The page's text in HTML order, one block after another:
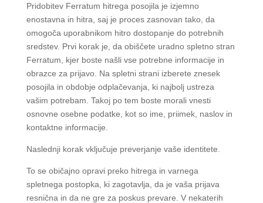
Pridobitev Ferratum hitrega posojila je izjemno
enostavna in hitra, saj je proces zasnovan tako, da
omogoča uporabnikom hitro dostopanje do potrebnih
sredstev. Prvi korak je, da obiščete uradno spletno stran
Ferratum, kjer boste našli vse potrebne informacije in
obrazce za prijavo. Na spletni strani izberete znesek
posojila in obdobje odplačevanja, ki najbolj ustreza
vašim potrebam. Takoj po tem boste morali vnesti
osnovne osebne podatke, kot so ime, priimek, naslov in
kontaktne informacije.
Naslednji korak vključuje preverjanje vaše identitete.
To se običajno opravi preko hitrega in varnega
spletnega postopka, ki zagotavlja, da je vaša prijava
resnična in da ne gre za poskus prevare. V nekaterih